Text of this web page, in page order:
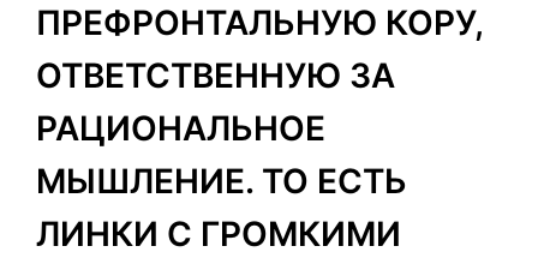
ПРЕФРОНТАЛЬНУЮ КОРУ,
ОТВЕТСТВЕННУЮ ЗА
РАЦИОНАЛЬНОЕ
МЫШЛЕНИЕ. ТО ЕСТЬ
ЛИНКИ С ГРОМКИМИ